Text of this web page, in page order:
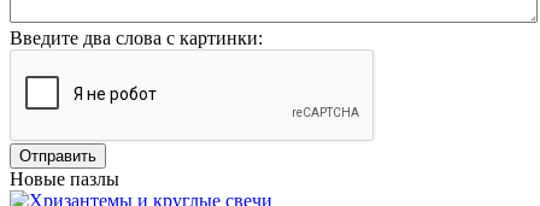
Введите два слова с картинки:
Отправить
Новые пазлы